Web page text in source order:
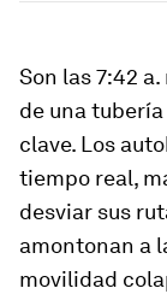
Son las 7:42
de una
clave. Los
tiempo real,
desviar sus
amontonan a
movilidad